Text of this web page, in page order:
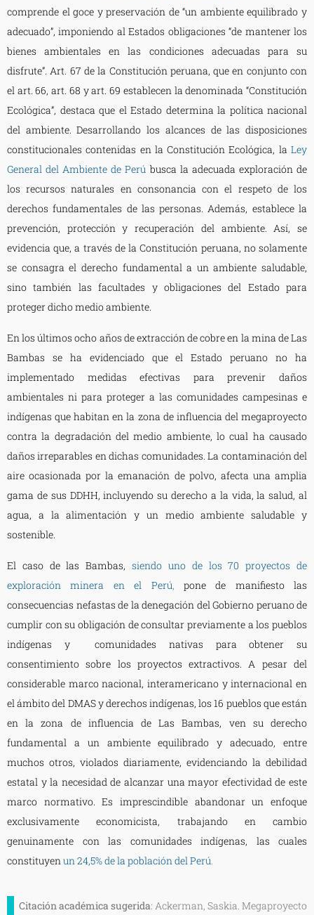
comprende el goce y preservación de “un ambiente equilibrado y
adecuado”, imponiendo al Estados obligaciones “de mantener los
bienes ambientales en las condiciones adecuadas para su
disfrute”. Art. 67 de la Constitución peruana, que en conjunto con
el art. 66, art. 68 y art. 69 establecen la denominada “Constitución
Ecológica”, destaca que el Estado determina la política nacional
del ambiente. Desarrollando los alcances de las disposiciones
constitucionales contenidas en la Constitución Ecológica, la Ley
General del Ambiente de Perú busca la adecuada exploración de
los recursos naturales en consonancia con el respeto de los
derechos fundamentales de las personas. Además, establece la
prevención, protección y recuperación del ambiente. Así, se
evidencia que, a través de la Constitución peruana, no solamente
se consagra el derecho fundamental a un ambiente saludable,
sino también las facultades y obligaciones del Estado para
proteger dicho medio ambiente.
En los últimos ocho años de extracción de cobre en la mina de Las
Bambas se ha evidenciado que el Estado peruano no ha
implementado medidas efectivas para prevenir daños
ambientales ni para proteger a las comunidades campesinas e
indígenas que habitan en la zona de influencia del megaproyecto
contra la degradación del medio ambiente, lo cual ha causado
daños irreparables en dichas comunidades. La contaminación del
aire ocasionada por la emanación de polvo, afecta una amplia
gama de sus DDHH, incluyendo su derecho a la vida, la salud, al
agua, a la alimentación y un medio ambiente saludable y
sostenible.
El caso de las Bambas, siendo uno de los 70 proyectos de
exploración minera en el Perú, pone de manifiesto las
consecuencias nefastas de la denegación del Gobierno peruano de
cumplir con su obligación de consultar previamente a los pueblos
indígenas y comunidades nativas para obtener su
consentimiento sobre los proyectos extractivos. A pesar del
considerable marco nacional, interamericano y internacional en
el ámbito del DMAS y derechos indígenas, los 16 pueblos que están
en la zona de influencia de Las Bambas, ven su derecho
fundamental a un ambiente equilibrado y adecuado, entre
muchos otros, violados diariamente, evidenciando la debilidad
estatal y la necesidad de alcanzar una mayor efectividad de este
marco normativo. Es imprescindible abandonar un enfoque
exclusivamente economicista, trabajando en cambio
genuinamente con las comunidades indígenas, las cuales
constituyenun 24,5% de la población del Perú.
Citación académica sugerida: Ackerman, Saskia. Megaproyecto